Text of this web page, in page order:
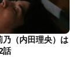
（内田理央）は
話